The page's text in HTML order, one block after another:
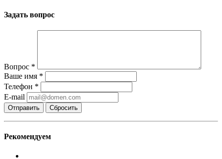
Задать вопрос
Вопрос *
Ваше имя *
Телефон *
E-mail
Сбросить
Рекомендуем